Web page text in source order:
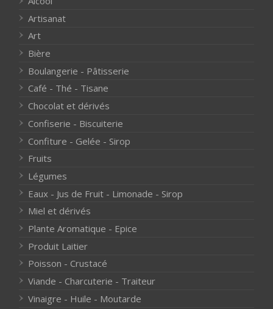
Artisanat
Art
Bière
Boulangerie - Pâtisserie
Café - Thé - Tisane
Chocolat et dérivés
Confiserie - Biscuiterie
Confiture - Gelée - Sirop
Fruits
Légumes
Eaux - Jus de Fruit - Limonade - Sirop
Miel et dérivés
Plante Aromatique - Epice
Produit Laitier
Poisson - Crustacé
Viande - Charcuterie - Traiteur
Vinaigre - Huile - Moutarde